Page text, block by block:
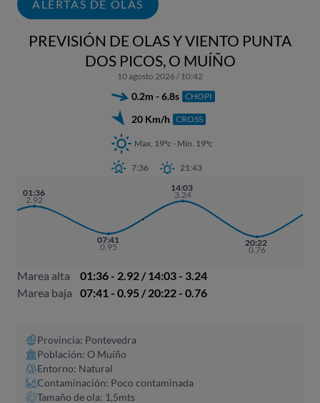
ALERTAS DE OLAS
PREVISIÓN DE OLAS Y VIENTO PUNTA
DOS PICOS, O MUÍÑO
10 agosto 2026 / 10:42
0.2m - 6.8s CHOPI
20 Km/h CROSS
Max. 19ºc - Min. 19ºc
7:36 21:43
01:36
2.92
07:41
0.95
14:03
3.24
20:22
0.76
Marea alta
01:36 - 2.92 / 14:03 - 3.24
Marea baja
07:41 - 0.95 / 20:22 - 0.76
Provincia: Pontevedra
Población: O Muíño
Entorno: Natural
Contaminación: Poco contaminada
Tamaño de ola: 1,5mts